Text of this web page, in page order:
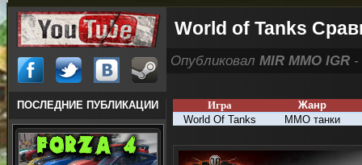
ПОСЛЕДНИЕ ПУБЛИКАЦИИ
World of Tanks
Опубликовал MIR MMO IGR -
Игра
Жанр
World Of Tanks
MMO танки